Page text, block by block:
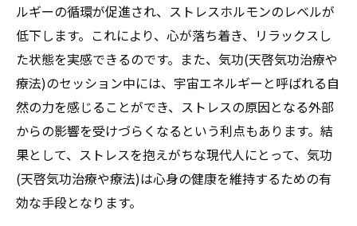
ルギーの循環が促進され、ストレスホルモンのレベルが
低下します。これにより、心が落ち着き、リラックスし
た状態を実感できるのです。また、気功(天啓気功治療や
療法)のセッション中には、宇宙エネルギーと呼ばれる自
然の力を感じることができ、ストレスの原因となる外部
からの影響を受けづらくなるという利点もあります。結
果として、ストレスを抱えがちな現代人にとって、気功
(天啓気功治療や療法)は心身の健康を維持するための有
効な手段となります。